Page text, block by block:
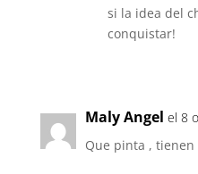
si la idea del
conquistar!
Maly Angel el 8
Que pinta , tienen